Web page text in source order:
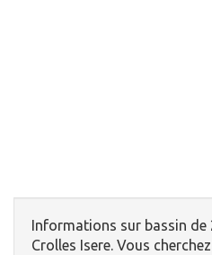
Informations sur bassin
Crolles Isere. Vous